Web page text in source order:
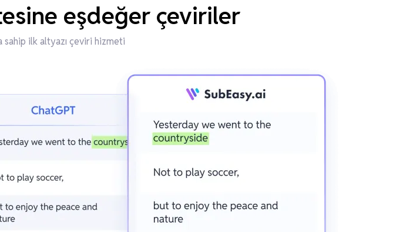
eşdeğer çeviriler
sahip ilk altyazı çeviri hizmeti